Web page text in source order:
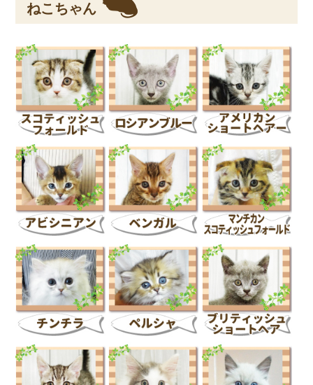
ねこちゃん